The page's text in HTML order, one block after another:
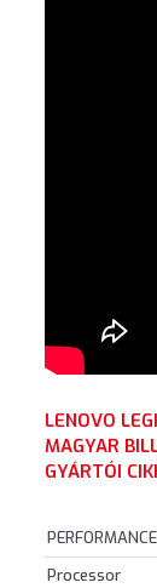
LENOVO
MAGYAR
GYÁRTÓI
PERFORMANCE
Processor